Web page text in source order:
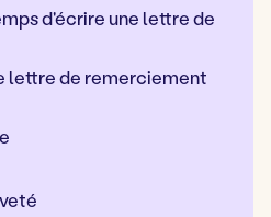
d'écrire une lettre de
lettre de remerciement